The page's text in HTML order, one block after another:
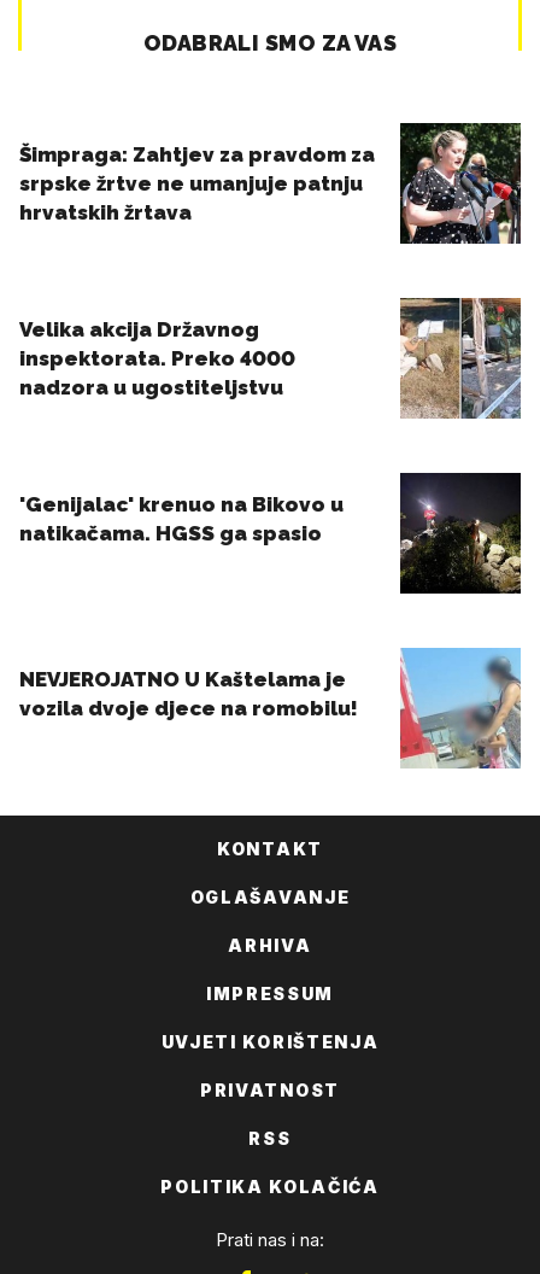
KONTAKT
OGLAŠAVANJE
ARHIVA
IMPRESSUM
UVJETI KORIŠTENJA
PRIVATNOST
RSS
POLITIKA KOLAČIĆA
Prati nas i na: